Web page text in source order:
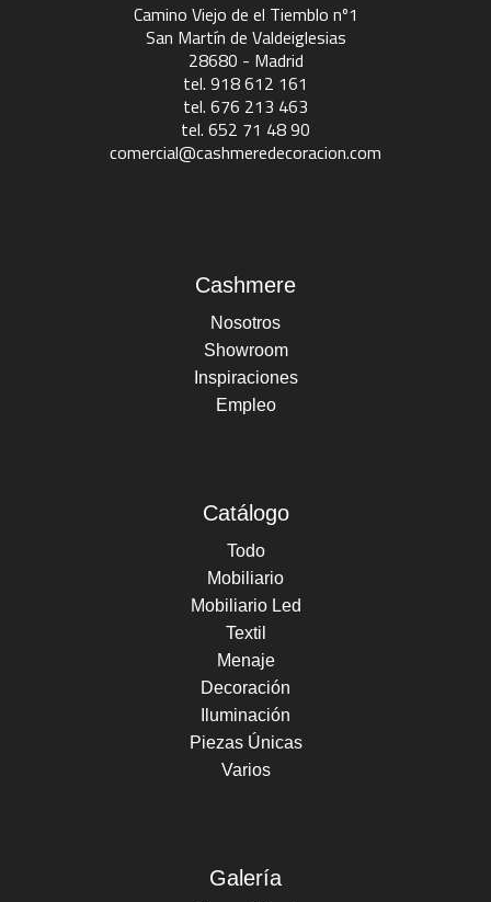
Camino Viejo de el Tiemblo nº1
San Martín de Valdeiglesias
28680 - Madrid
tel. 918 612 161
tel. 676 213 463
tel. 652 71 48 90
comercial@cashmeredecoracion.com
Cashmere
Nosotros
Showroom
Inspiraciones
Empleo
Catálogo
Todo
Mobiliario
Mobiliario Led
Textil
Menaje
Decoración
Iluminación
Piezas Únicas
Varios
Galería